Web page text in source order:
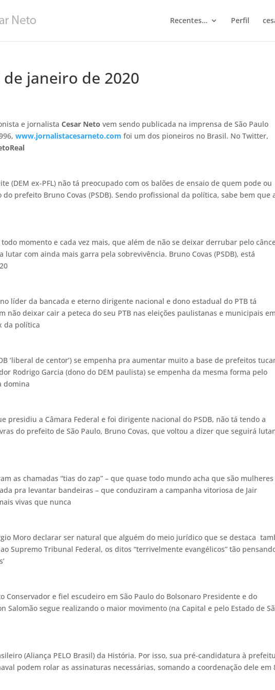
Recentes… Perfil
janeiro de 2020
e jornalistaCesar Neto vem sendo publicada na imprensa de São Paulo
www.jornalistacesarneto.com foi um dos pioneiros no Brasil. No Twitter,
(DEM ex-PFL) não tá preocupado com os balões de ensaio de quem pode ou
prefeito Bruno Covas (PSDB). Sendo profissional da política, sabe bem que
momento e cada vez mais, que além de não se deixar derrubar pelo
lutar com ainda mais garra pela sobrevivência. Bruno Covas (PSDB), está
líder da bancada e eterno dirigente nacional e dono estadual do PTB tá
não deixar cair a peteca do seu PTB nas eleições paulistanas e municipais em
da política
‘liberal de centor’) se empenha pra aumentar muito a base de prefeitos
Rodrigo Garcia (dono do DEM paulista) se empenha da mesma forma pelo
domina
presidiu a Câmara Federal e foi dirigente nacional do PSDB, não tá tendo a
do prefeito de São Paulo, Bruno Covas, que voltou a dizer que seguirá
as chamadas “tias do zap” – que quase todo mundo acha que são mulheres
pra levantar bandeiras – que conduziram a campanha vitoriosa de Jair
vivas que nunca
Moro declarar ser natural que alguém do meio jurídico que se destaca
Supremo Tribunal Federal, os ditos “terrivelmente evangélicos” tão
Conservador e fiel escudeiro em São Paulo do Bolsonaro Presidente e do
Salomão segue realizando o maior movimento (na Capital e pelo Estado de
(Aliança PELO Brasil) da História. Por isso, sua pré-candidatura à
podem rolar as assinaturas necessárias, somando a coordenação dele em